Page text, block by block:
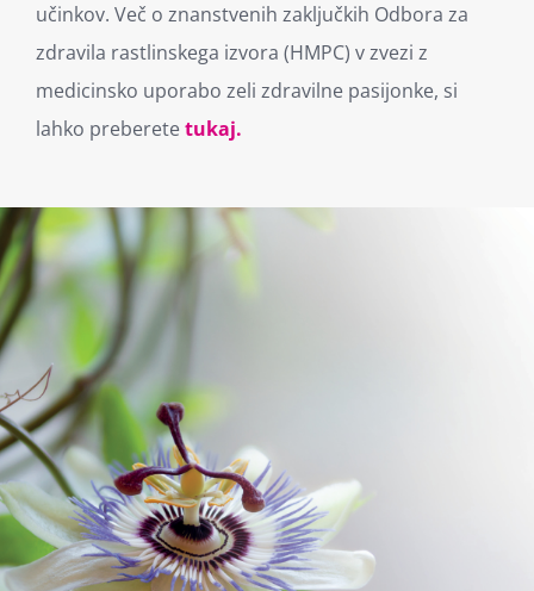
učinkov. Več o znanstvenih zaključkih Odbora za
zdravila rastlinskega izvora (HMPC) v zvezi z
medicinsko uporabo zeli zdravilne pasijonke, si
lahko preberetetukaj.